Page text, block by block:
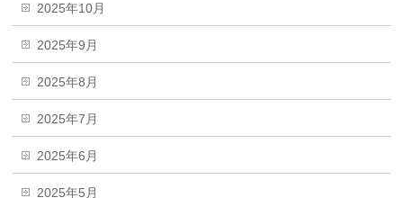
2025年10月
2025年9月
2025年8月
2025年7月
2025年6月
2025年5月